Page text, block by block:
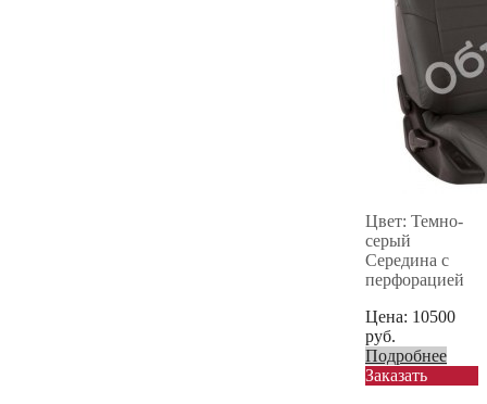
Цвет: Темно-
серый
Середина с
перфорацией
Цена: 10500
руб.
Подробнее
Заказать